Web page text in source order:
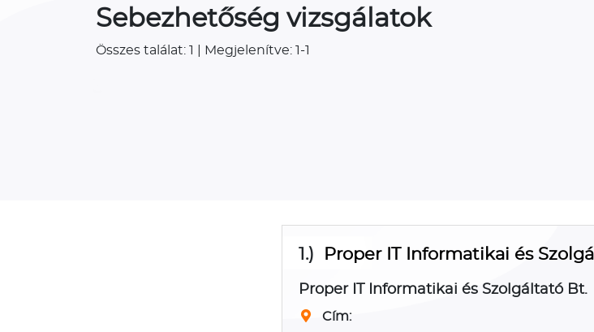
Sebezhetőség vizsgálatok
Összes találat: 1 | Megjelenítve: 1-1
1.) Proper IT Informatikai és
Proper IT Informatikai és Szolgáltató Bt.
Cím: